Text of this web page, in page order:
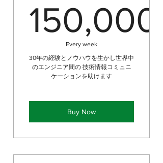
150,000
Every week
30年の経験とノウハウを生かし世界中
のエンジニア間の 技術情報コミュニ
ケーションを助けます
Buy Now